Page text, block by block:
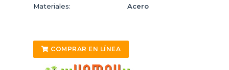
Materiales:
Acero
COMPRAR EN LÍNEA